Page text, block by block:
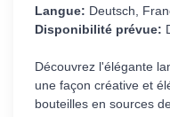
Langue: Deutsch,
Disponibilité prévue:
Découvrez l'élégante
une façon créative et
bouteilles en sources